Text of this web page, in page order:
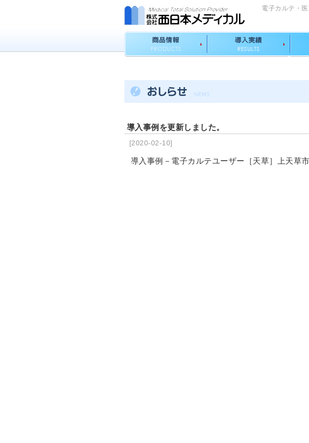
電子カルテ・
導入事例を更新しました。
[2020-02-10]
導入事例－電子カルテユーザー［天草］上天草